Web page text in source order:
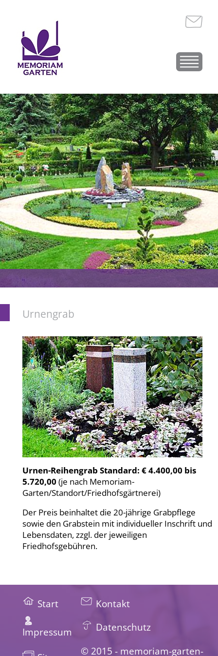
Urnengrab
Urnen-Reihengrab Standard: €4.400,00 bis
5.720,00 (je nach Memoriam-
Garten/Standort/Friedhofsgärtnerei)
Der Preis beinhaltet die 20-jährige Grabpflege
sowie den Grabstein mit individueller Inschrift und
Lebensdaten, zzgl. der jeweiligen
Friedhofsgebühren.
Start Kontakt
Impressum Datenschutz
© 2015 - memoriam-garten-